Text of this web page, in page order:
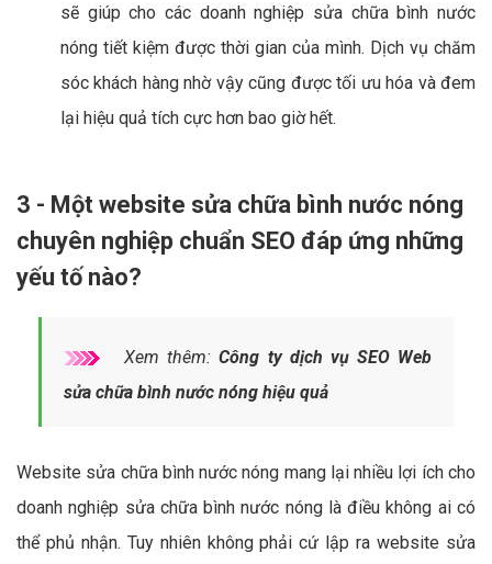
sẽ giúp cho các doanh nghiệp sửa chữa bình nước
nóng tiết kiệm được thời gian của mình. Dịch vụ chăm
sóc khách hàng nhờ vậy cũng được tối ưu hóa và đem
lại hiệu quả tích cực hơn bao giờ hết.
3 - Một website sửa chữa bình nước nóng
chuyên nghiệp chuẩn SEO đáp ứng những
yếu tố nào?
Xem thêm:Công ty dịch vụ SEO Web
sửa chữa bình nước nóng hiệu quả
Website sửa chữa bình nước nóng mang lại nhiều lợi ích cho
doanh nghiệp sửa chữa bình nước nóng là điều không ai có
thể phủ nhận. Tuy nhiên không phải cứ lập ra website sửa